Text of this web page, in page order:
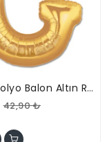
G Harf Folyo Balon Altın Renk 40 Inç
42,90 ₺